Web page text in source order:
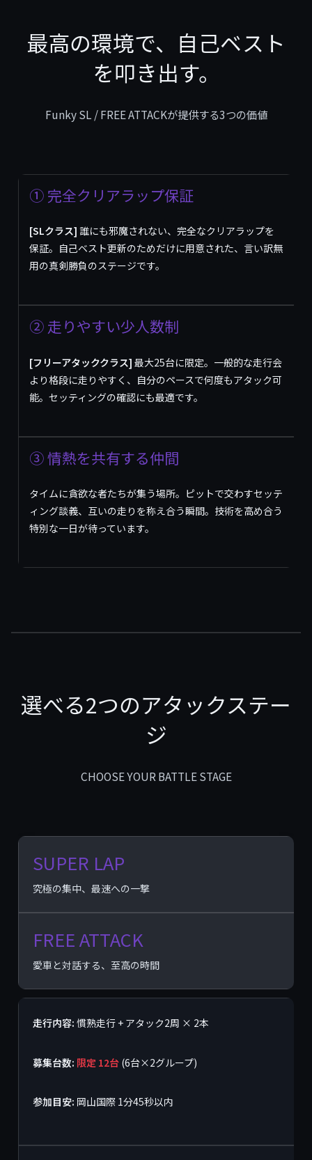
最高の環境で、自己ベスト
を叩き出す。
Funky SL / FREE ATTACKが提供する3つの価値
① 完全クリアラップ保証
[SLクラス] 誰にも邪魔されない、完全なクリアラップを
保証。自己ベスト更新のためだけに用意された、言い訳無
用の真剣勝負のステージです。
② 走りやすい少人数制
[フリーアタッククラス] 最大25台に限定。一般的な走行会
より格段に走りやすく、自分のペースで何度もアタック可
能。セッティングの確認にも最適です。
③ 情熱を共有する仲間
タイムに貪欲な者たちが集う場所。ピットで交わすセッテ
ィング談義、互いの走りを称え合う瞬間。技術を高め合う
特別な一日が待っています。
選べる2つのアタックステー
ジ
CHOOSE YOUR BATTLE STAGE
SUPER LAP
究極の集中、最速への一撃
FREE ATTACK
愛車と対話する、至高の時間
走行内容: 慣熟走行 + アタック2周 × 2本
募集台数: 限定 12台 (6台×2グループ)
参加目安: 岡山国際 1分45秒以内